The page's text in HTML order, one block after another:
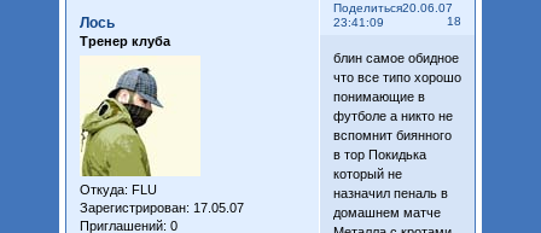
Поделиться
18
20.06.07
23:41:09
Лось
Тренер клуба
Откуда: FLU
Зарегистрирован: 17.05.07
Приглашений: 0
блин самое обидное
что все типо хорошо
понимающие в
футболе а никто не
вспомнит биянного
в тор Покидька
который не
назначил пеналь в
домашнем матче